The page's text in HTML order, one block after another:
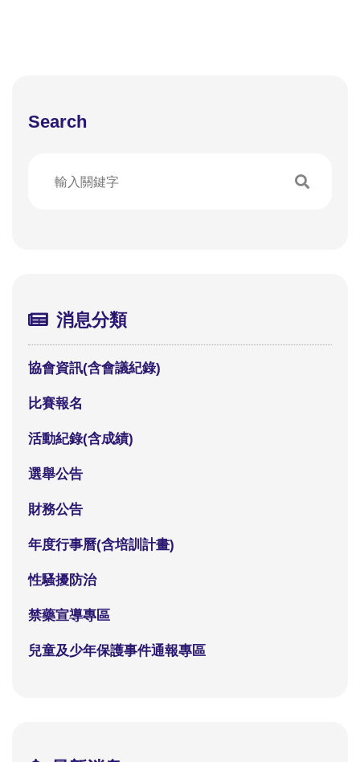
Search
消息分類
協會資訊(含會議紀錄)
比賽報名
活動紀錄(含成績)
選舉公告
財務公告
年度行事曆(含培訓計畫)
性騷擾防治
禁藥宣導專區
兒童及少年保護事件通報專區